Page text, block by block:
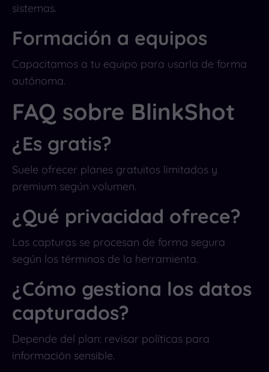
sistemas.
Formación a equipos
Capacitamos a tu equipo para usarla de forma
autónoma.
FAQ sobre BlinkShot
¿Es gratis?
Suele ofrecer planes gratuitos limitados y
premium según volumen.
¿Qué privacidad ofrece?
Las capturas se procesan de forma segura
según los términos de la herramienta.
¿Cómo gestiona los datos
capturados?
Depende del plan: revisar políticas para
información sensible.